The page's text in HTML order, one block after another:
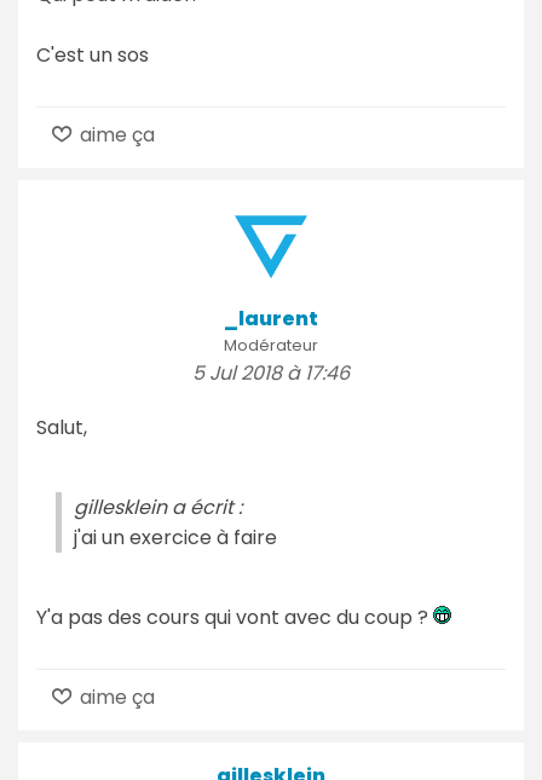
C'est un sos
aime ça
_laurent
Modérateur
5 Jul 2018 à 17:46
Salut,
gillesklein a écrit :
j'ai un exercice à faire
Y'a pas des cours qui vont avec du coup ?
aime ça